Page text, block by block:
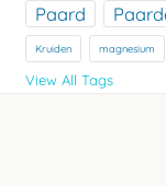
Paard
Kruiden magnesium
View All Tags